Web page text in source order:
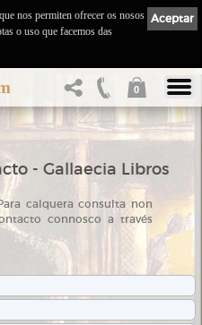
0
- Gallaecia Libros
calquera consulta non
connosco a través
Aceptar
nos permiten ofrecer os nosos
o uso que facemos das